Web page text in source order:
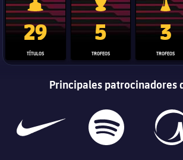
Trofeo de La Liga
29
TÍTULOS
Trofeo de la Liga de
5
TROFEOS
3
TROFEOS
Principales patrocinadores